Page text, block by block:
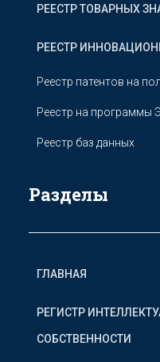
РЕЕСТР ТОВАРНЫХ
РЕЕСТР
Реестр патентов на
Реестр на программы
Реестр баз данных
Разделы
ГЛАВНАЯ
РЕГИСТР
СОБСТВЕННОСТИ